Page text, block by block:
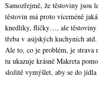
Samozřejmě, že těstoviny jsou
těstovin má proto víceméně
knedlíky, flíčky…, ale těstoviny
třeba v asijských kuchyních atd.
Ale to, co je problém, je strava
tu ukazuje krásně Makreta
složitě vymýšlet, aby se do